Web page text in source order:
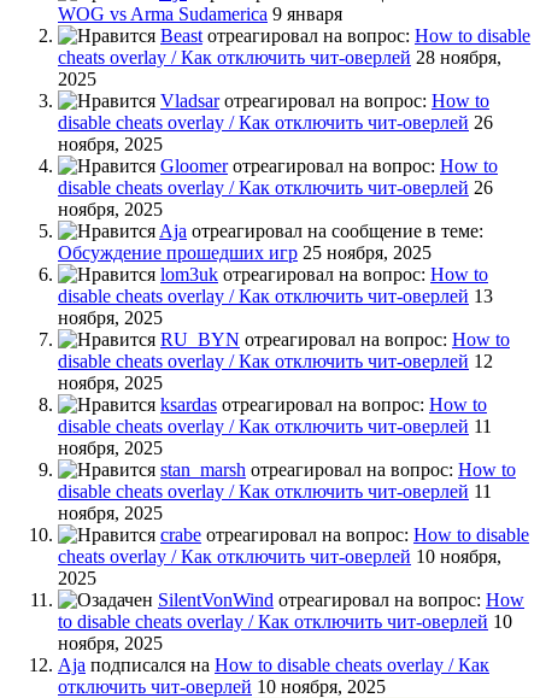
WOG vs Arma Sudamerica 9 января
Beast отреагировал на вопрос: How to disable
cheats overlay / Как отключить чит-оверлей 28 ноября,
2025
Vladsarотреагировал на вопрос: How to
disable cheats overlay / Как отключить чит-оверлей 26
ноября, 2025
Gloomerотреагировал на вопрос: How to
disable cheats overlay / Как отключить чит-оверлей 26
ноября, 2025
Aja отреагировал на сообщение в теме:
Обсуждение прошедших игр 25 ноября, 2025
lom3uk отреагировал на вопрос: How to
disable cheats overlay / Как отключить чит-оверлей 13
ноября, 2025
RU_BYN отреагировал на вопрос: How to
disable cheats overlay / Как отключить чит-оверлей 12
ноября, 2025
ksardas отреагировал на вопрос: How to
disable cheats overlay / Как отключить чит-оверлей 11
ноября, 2025
stan_marsh отреагировал на вопрос: How to
disable cheats overlay / Как отключить чит-оверлей 11
ноября, 2025
crabe отреагировал на вопрос: How to disable
cheats overlay / Как отключить чит-оверлей 10 ноября,
2025
SilentVonWind отреагировал на вопрос: How
to disable cheats overlay / Как отключить чит-оверлей 10
ноября, 2025
Aja подписался на How to disable cheats overlay / Как
отключить чит-оверлей 10 ноября, 2025